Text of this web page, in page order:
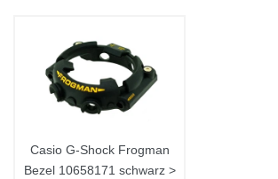
Casio G-Shock Frogman
Bezel 10658171 schwarz >